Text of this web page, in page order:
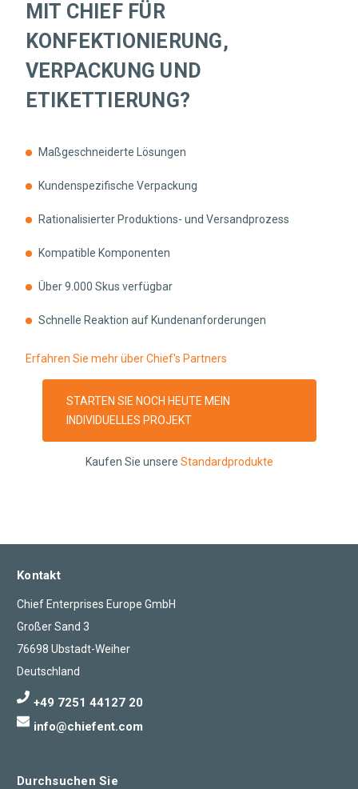
MIT CHIEF FÜR
KONFEKTIONIERUNG,
VERPACKUNG UND
ETIKETTIERUNG?
Maßgeschneiderte Lösungen
Kundenspezifische Verpackung
Rationalisierter Produktions- und Versandprozess
Kompatible Komponenten
Über 9.000 Skus verfügbar
Schnelle Reaktion auf Kundenanforderungen
Erfahren Sie mehr über Chief's Partners
STARTEN SIE NOCH HEUTE MEIN
INDIVIDUELLES PROJEKT
Kaufen Sie unsere Standardprodukte
Kontakt
Chief Enterprises Europe GmbH
Großer Sand 3
76698 Ubstadt-Weiher
Deutschland
+49 7251 44127 20
info@chiefent.com
Durchsuchen Sie